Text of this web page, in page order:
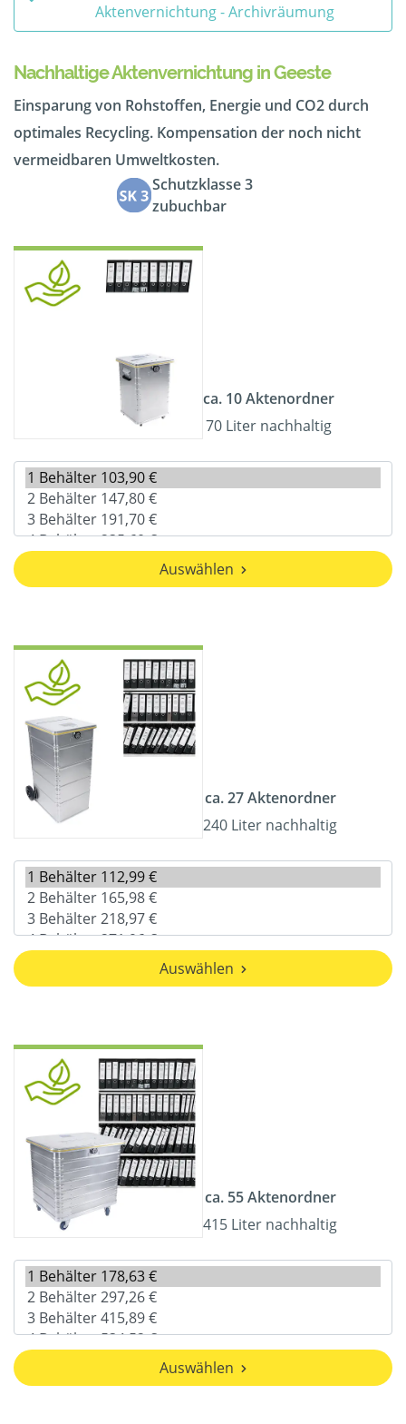
Aktenvernichtung - Archivräumung
Nachhaltige Aktenvernichtung in Geeste
Einsparung von Rohstoffen, Energie und CO2 durch
optimales Recycling. Kompensation der noch nicht
vermeidbaren Umweltkosten.
Schutzklasse 3
zubuchbar
ca. 10 Aktenordner
70 Liter nachhaltig
Auswählen
ca. 27 Aktenordner
240 Liter nachhaltig
Auswählen
ca. 55 Aktenordner
415 Liter nachhaltig
Auswählen